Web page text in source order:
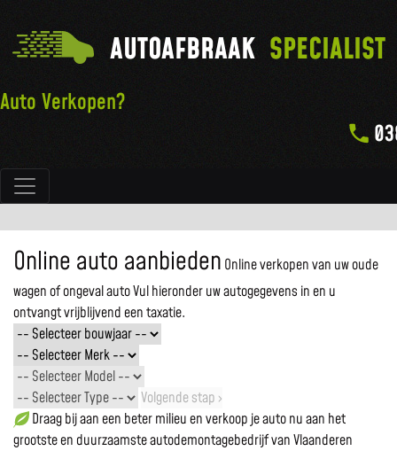
Hoofdnavigatie
AUTOAFBRAAK SPECIALIST
Auto Verkopen?
Online auto aanbieden Online verkopen van uw oude
wagen of ongeval autoVul hieronder uw autogegevens in en u
ontvangt vrijblijvend een taxatie.
Volgende stap ›
Draag bij aan een beter milieu en verkoop je auto nu aan het
grootste en duurzaamste autodemontagebedrijf van Vlaanderen